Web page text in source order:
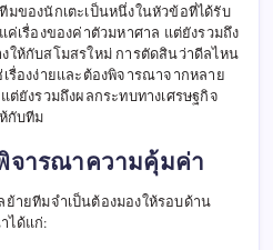
ของนักเตะเป็นหนึ่งในหัวข้อที่ได้รับ
เรื่องของค่าตัวมหาศาล แต่ยังรวมถึง
ให้กับสโมสรใหม่ การตัดสินว่าดีลไหน
เรื่องง่ายและต้องพิจารณาจากหลาย
ยังรวมถึงผลกระทบทางเศรษฐกิจ
กับทีม
จารณาความคุ้มค่า
ายทีมจำเป็นต้องมองให้รอบด้าน
ได้แก่: